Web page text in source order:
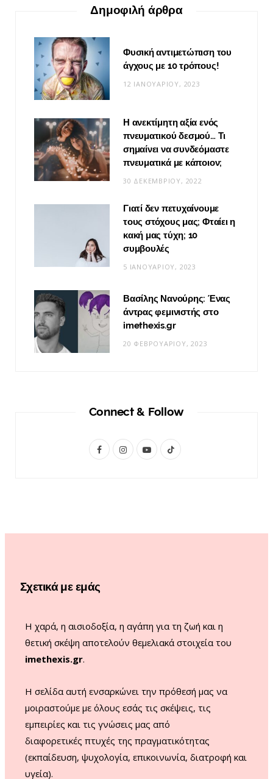
Δημοφιλή άρθρα
Φυσική αντιμετώπιση του
άγχους με 10 τρόπους!
12 ΙΑΝΟΥΑΡΊΟΥ, 2023
Η ανεκτίμητη αξία ενός
πνευματικού δεσμού… Τι
σημαίνει να συνδεόμαστε
πνευματικά με κάποιον;
30 ΔΕΚΕΜΒΡΊΟΥ, 2022
Γιατί δεν πετυχαίνουμε
τους στόχους μας; Φταίει η
κακή μας τύχη; 10
συμβουλές
5 ΙΑΝΟΥΑΡΊΟΥ, 2023
Βασίλης Νανούρης: Ένας
άντρας φεμινιστής στο
imethexis.gr
20 ΦΕΒΡΟΥΑΡΊΟΥ, 2023
Connect & Follow
F
b
I
a
Y
u
T
o
Σχετικά με εμάς
Η χαρά, η αισιοδοξία, η αγάπη για τη ζωή και η
θετική σκέψη αποτελούν θεμελιακά στοιχεία του
imethexis.gr.
H σελίδα αυτή ενσαρκώνει την πρόθεσή μας να
μοιραστούμε με όλους εσάς τις σκέψεις, τις
εμπειρίες και τις γνώσεις μας από
διαφορετικές πτυχές της πραγματικότητας
(εκπαίδευση, ψυχολογία, επικοινωνία, διατροφή και
υγεία).